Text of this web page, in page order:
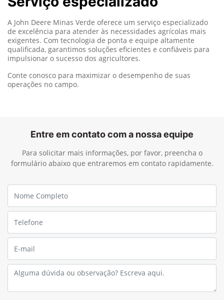
A John Deere Minas Verde oferece um serviço especializado
de excelência para atender às necessidades agrícolas mais
exigentes. Com tecnologia de ponta e equipe altamente
qualificada, garantimos soluções eficientes e confiáveis para
impulsionar o sucesso dos agricultores.
Conte conosco para maximizar o desempenho de suas
operações no campo.
Entre em contato com a nossa equipe
Para solicitar mais informações, por favor, preencha o
formulário abaixo que entraremos em contato rapidamente.